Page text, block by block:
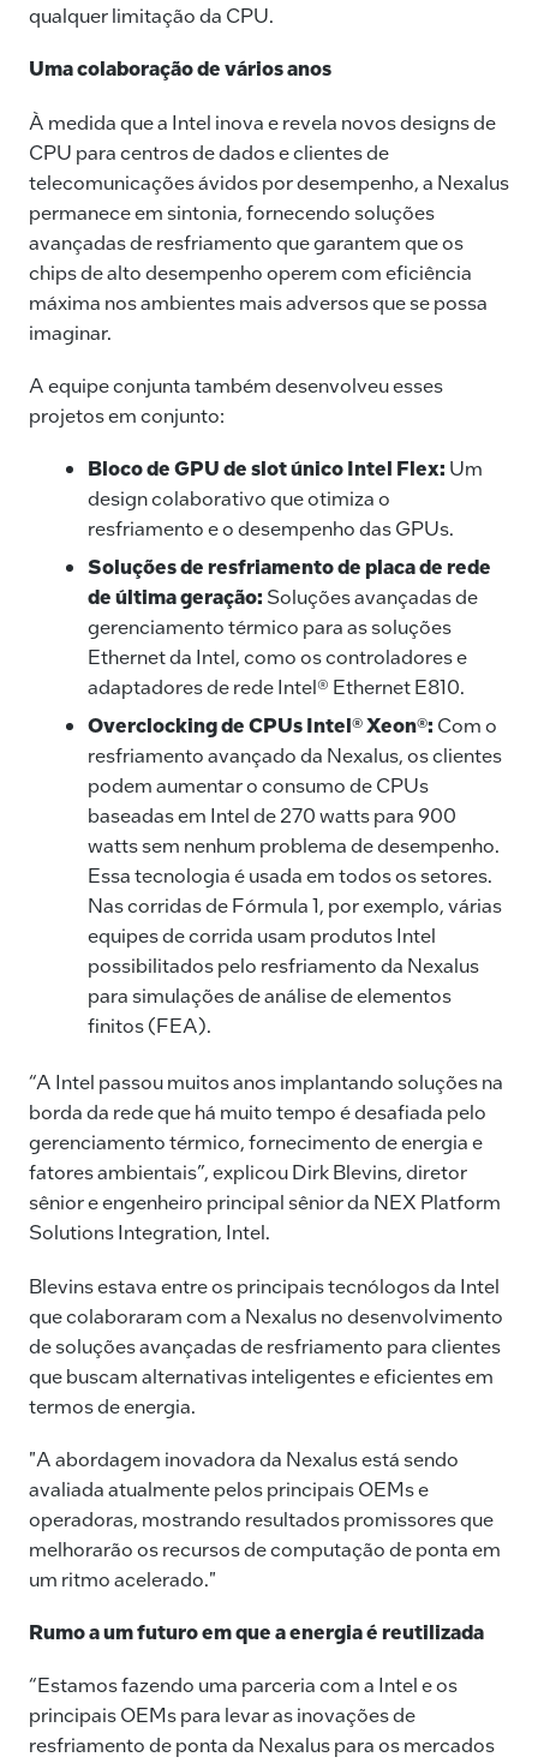
qualquer limitação da CPU.
Uma colaboração de vários anos
À medida que a Intel inova e revela novos designs de
CPU para centros de dados e clientes de
telecomunicações ávidos por desempenho, a Nexalus
permanece em sintonia, fornecendo soluções
avançadas de resfriamento que garantem que os
chips de alto desempenho operem com eficiência
máxima nos ambientes mais adversos que se possa
imaginar.
A equipe conjunta também desenvolveu esses
projetos em conjunto:
Bloco de GPU de slot único Intel Flex: Um
design colaborativo que otimiza o
resfriamento e o desempenho das GPUs.
Soluções de resfriamento de placa de rede
de última geração: Soluções avançadas de
gerenciamento térmico para as soluções
Ethernet da Intel, como os controladores e
adaptadores de rede Intel® Ethernet E810.
Overclocking de CPUs Intel® Xeon®: Com o
resfriamento avançado da Nexalus, os clientes
podem aumentar o consumo de CPUs
baseadas em Intel de 270 watts para 900
watts sem nenhum problema de desempenho.
Essa tecnologia é usada em todos os setores.
Nas corridas de Fórmula 1, por exemplo, várias
equipes de corrida usam produtos Intel
possibilitados pelo resfriamento da Nexalus
para simulações de análise de elementos
finitos (FEA).
“A Intel passou muitos anos implantando soluções na
borda da rede que há muito tempo é desafiada pelo
gerenciamento térmico, fornecimento de energia e
fatores ambientais”, explicou Dirk Blevins, diretor
sênior e engenheiro principal sênior da NEX Platform
Solutions Integration, Intel.
Blevins estava entre os principais tecnólogos da Intel
que colaboraram com a Nexalus no desenvolvimento
de soluções avançadas de resfriamento para clientes
que buscam alternativas inteligentes e eficientes em
termos de energia.
"A abordagem inovadora da Nexalus está sendo
avaliada atualmente pelos principais OEMs e
operadoras, mostrando resultados promissores que
melhorarão os recursos de computação de ponta em
um ritmo acelerado."
Rumo a um futuro em que a energia é reutilizada
“Estamos fazendo uma parceria com a Intel e os
principais OEMs para levar as inovações de
resfriamento de ponta da Nexalus para os mercados